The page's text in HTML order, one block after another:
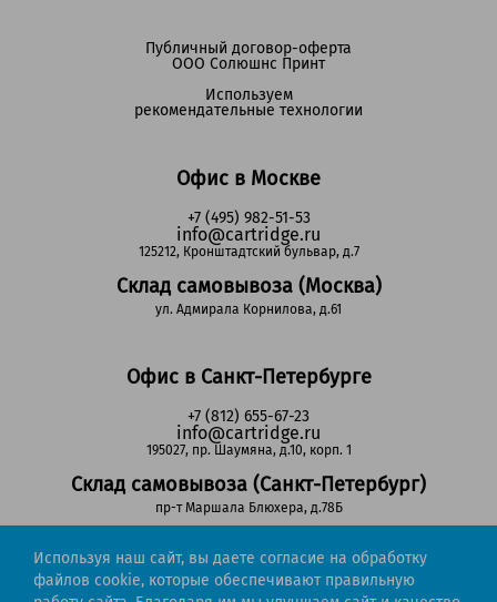
Офис в Москве
+7 (495) 982-51-53
info@cartridge.ru
125212, Кронштадтский бульвар, д.7
Склад самовывоза (Москва)
ул. Адмирала Корнилова, д.61
Офис в Санкт-Петербурге
+7 (812) 655-67-23
info@cartridge.ru
195027, пр. Шаумяна, д.10, корп. 1
Склад самовывоза (Санкт-Петербург)
пр-т Маршала Блюхера, д.78Б
Регионы РФ
Публичный договор-оферта
ООО Солюшнс Принт
Используем
рекомендательные технологии
Используя наш сайт, вы даете согласие на обработку
файлов cookie, которые обеспечивают правильную